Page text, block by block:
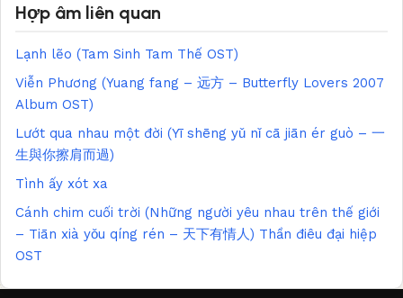
Hợp âm liên quan
Lạnh lẽo (Tam Sinh Tam Thế OST)
Viễn Phương (Yuang fang – 远方 – Butterfly Lovers 2007
Album OST)
Lướt qua nhau một đời (Yī shēng yǔ nǐ cā jiān ér guò – 一
生與你擦肩而過)
Tình ấy xót xa
Cánh chim cuối trời (Những người yêu nhau trên thế giới
– Tiān xià yǒu qíng rén – 天下有情人) Thần điêu đại hiệp
OST